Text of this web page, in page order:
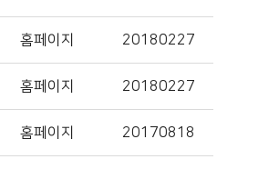
홈페이지 20180227
홈페이지 20180227
홈페이지 20170818